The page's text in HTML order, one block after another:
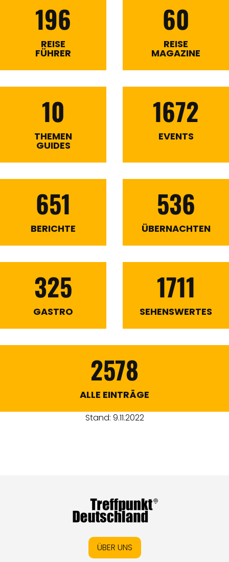
196
REISE
FÜHRER
60
REISE
MAGAZINE
10
THEMEN
GUIDES
1672
EVENTS
651
BERICHTE
536
ÜBERNACHTEN
325
GASTRO
1711
SEHENSWERTES
2578
ALLE EINTRÄGE
Stand: 9.11.2022
ÜBER UNS